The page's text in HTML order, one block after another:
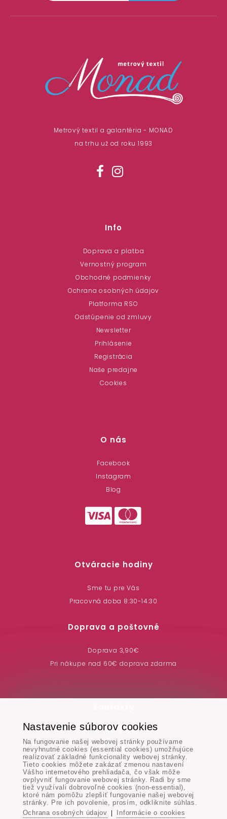
Metrový textil a galantéria - MONAD
na trhu už od roku 1993
Info
Doprava a platba
Vernostný program
Obchodné podmienky
Ochrana osobných údajov
Platforma RSO
Odstúpenie od zmluvy
Newsletter
Prihlásenie
Registrácia
Naše predajne
Cookies
O nás
Facebook
Instagram
Blog
Otváracie hodiny
Sme tu pre Vás
Pracovná doba 8:30-14:30
Doprava a poštovné
Doprava 3,90€
Pri nákupe nad 60€ doprava zdarma
MONAD, s.r.o.
Hodská 345/3,
924 01 Galanta
Tel. & Email:
+421 917 106 227
info@monad.sk
Nastavenie súborov cookies
Na fungovanie našej webovej stránky používame
nevyhnutné cookies (essential cookies) umožňujúce
realizovať základné funkcionality webovej stránky.
Tieto cookies môžete zakázať zmenou nastavení
Vášho internetového prehliadača, čo však môže
ovplyvniť fungovanie webovej stránky. Radi by sme
tiež využívali dobrovoľné cookies (non-essential),
ktoré nám pomôžu zlepšiť fungovanie našej webovej
stránky. Pre ich povolenie, prosím, odkliknite súhlas.
Ochrana osobných údajov
Informácie o cookies